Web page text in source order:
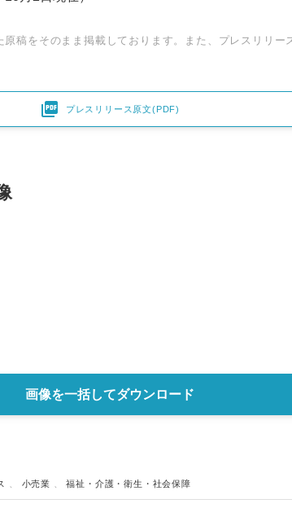
稿をそのまま掲載しております。また、プレスリリー
 プレスリリース原文(PDF)
画像を一括してダウンロード
、 小売業 、福祉・介護・衛生・社会保障